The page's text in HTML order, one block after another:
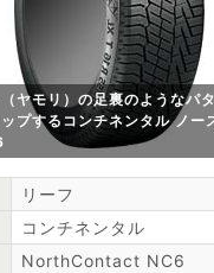
ヤモリ）の足裏のようなパ
プするコンチネンタル ノー
リーフ
コンチネンタル
NorthContact NC6